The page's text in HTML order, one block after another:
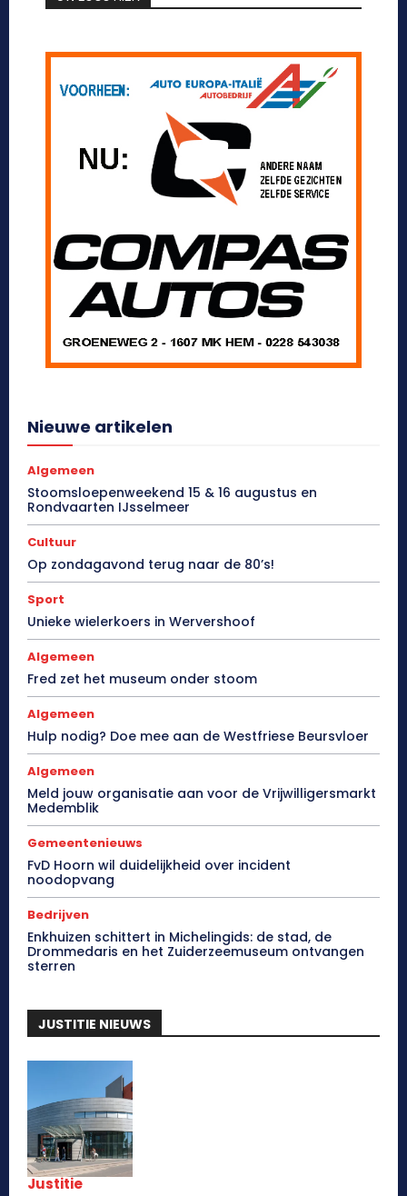
Nieuwe artikelen
Algemeen
Stoomsloepenweekend 15 & 16 augustus en
Rondvaarten IJsselmeer
Cultuur
Op zondagavond terug naar de 80’s!
Sport
Unieke wielerkoers in Wervershoof
Algemeen
Fred zet het museum onder stoom
Algemeen
Hulp nodig? Doe mee aan de Westfriese Beursvloer
Algemeen
Meld jouw organisatie aan voor de Vrijwilligersmarkt
Medemblik
Gemeentenieuws
FvD Hoorn wil duidelijkheid over incident
noodopvang
Bedrijven
Enkhuizen schittert in Michelingids: de stad, de
Drommedaris en het Zuiderzeemuseum ontvangen
sterren
JUSTITIE NIEUWS
Justitie